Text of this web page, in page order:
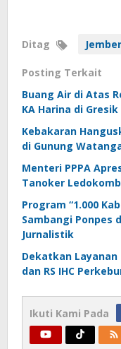
Ditag Jember
Posting Terkait
Buang Air di Atas
KA Harina di Gresik
Kebakaran
di Gunung
Menteri PPPA
Tanoker
Program “1.000
Sambangi Ponpes
Jurnalistik
Dekatkan Layanan
dan RS IHC
Ikuti Kami Pada